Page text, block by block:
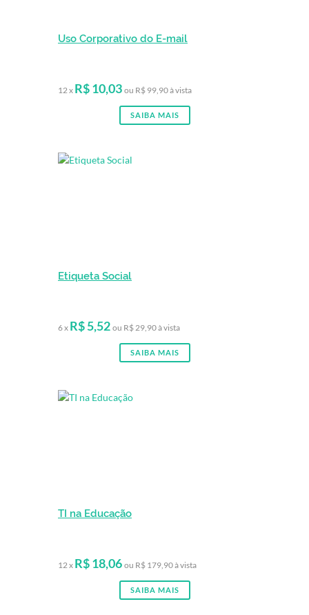
Uso Corporativo do E-mail
12 x R$ 10,03 ou R$ 99,90 à vista
SAIBA MAIS
Etiqueta Social
6 x R$ 5,52 ou R$ 29,90 à vista
SAIBA MAIS
TI na Educação
12 x R$ 18,06 ou R$ 179,90 à vista
SAIBA MAIS